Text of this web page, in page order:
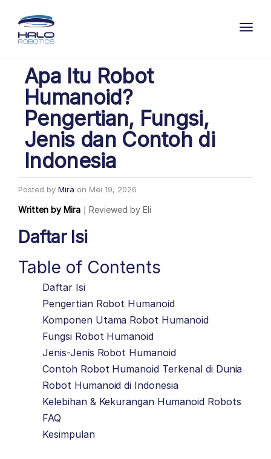
Apa Itu Robot
Humanoid?
Pengertian, Fungsi,
Jenis dan Contoh di
Indonesia
Posted by Mira on Mei 19, 2026
Written by Mira ｜ Reviewed by Eli
Daftar Isi
Table of Contents
Daftar Isi
Pengertian Robot Humanoid
Komponen Utama Robot Humanoid
Fungsi Robot Humanoid
Jenis-Jenis Robot Humanoid
Contoh Robot Humanoid Terkenal di Dunia
Robot Humanoid di Indonesia
Kelebihan & Kekurangan Humanoid Robots
FAQ
Kesimpulan